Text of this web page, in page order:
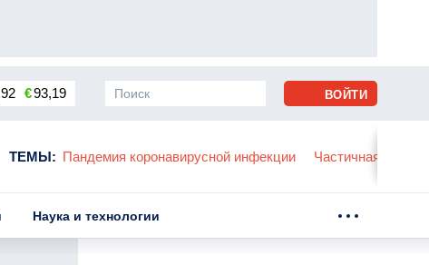
€93,19
ТЕМЫ: Пандемия коронавирусной инфекции Частичная
ВОЙТИ
Наука и технологии